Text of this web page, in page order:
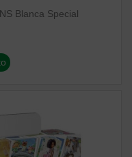
Blanca Special